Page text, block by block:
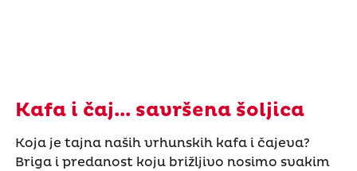
Kafa i čaj... savršena šoljica
Koja je tajna naših vrhunskih kafa i čajeva?
Briga i predanost koju brižljivo nosimo svakim